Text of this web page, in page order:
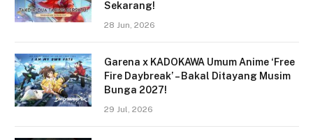
Sekarang!
28 Jun, 2026
Garena x KADOKAWA Umum Anime ‘Free
Fire Daybreak’ – Bakal Ditayang Musim
Bunga 2027!
29 Jul, 2026